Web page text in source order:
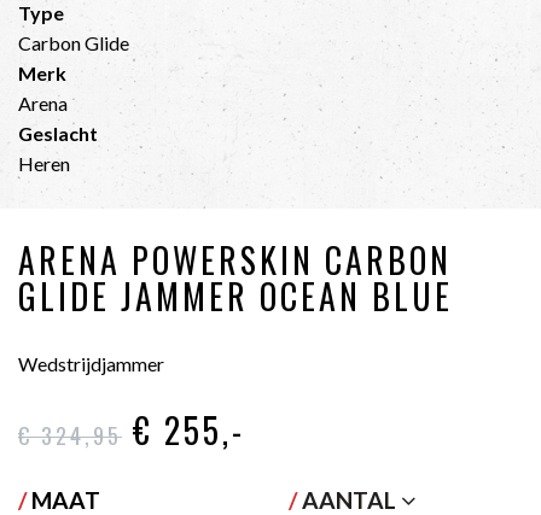
Type
Carbon Glide
Merk
Arena
Geslacht
Heren
ARENA POWERSKIN CARBON
GLIDE JAMMER OCEAN BLUE
Wedstrijdjammer
€ 324,95 € 255,-
/MAAT /AANTAL